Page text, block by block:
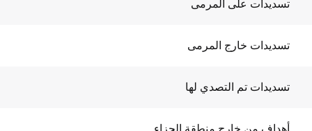
تسديدات على المرمى
تسديدات خارج المرمى
تسديدات تم التصدي لها
أهداف من خارج منطقة الجزاء